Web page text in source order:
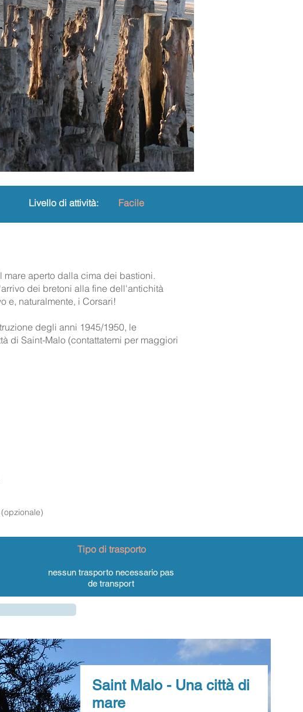
Livello di attività: Facile
aperto dalla cima dei bastioni.
dei bretoni alla fine dell'antichità
e, naturalmente, i Corsari!
degli anni 1945/1950, le
di Saint-Malo (contattatemi per maggiori
Tipo di trasporto
nessun trasporto necessario pas
de transport
Saint Malo - Una città di
mare